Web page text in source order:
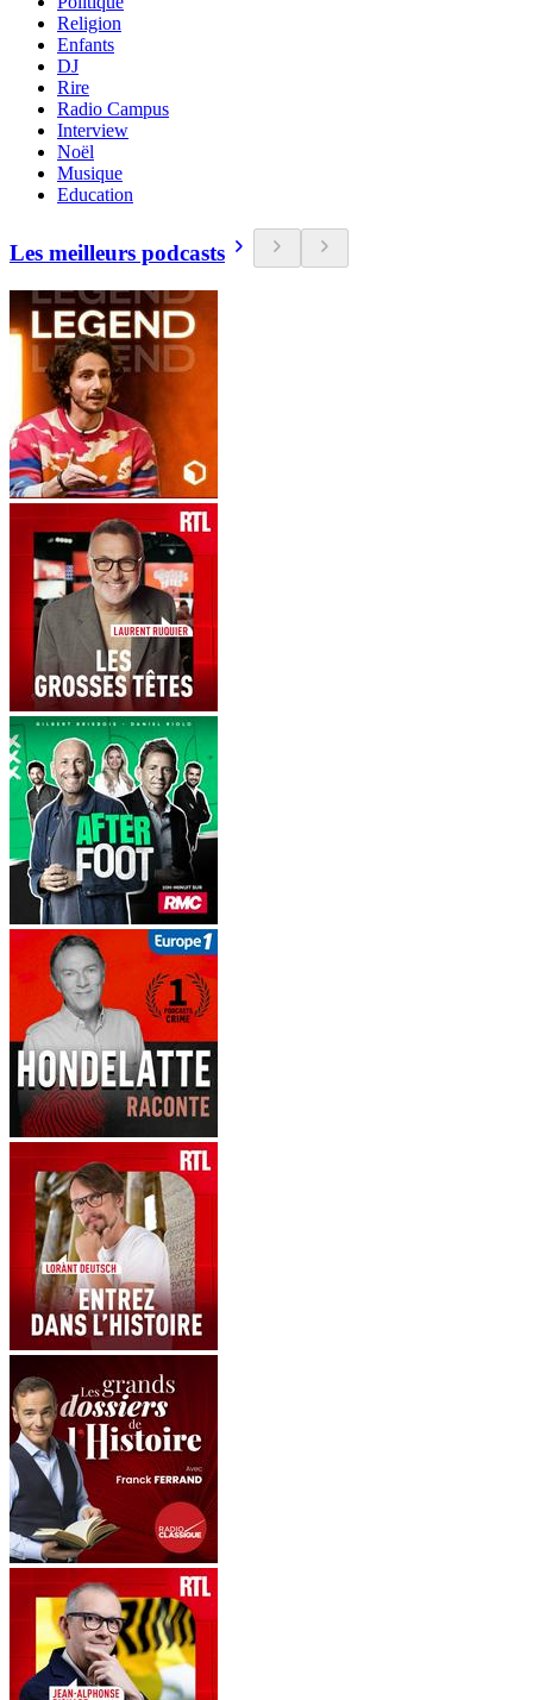
Religion
Enfants
DJ
Rire
Radio Campus
Interview
Noël
Musique
Education
Les meilleurs podcasts